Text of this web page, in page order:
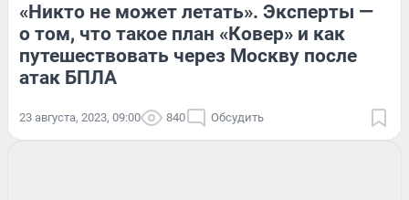
«Никто не может летать». Эксперты —
о том, что такое план «Ковер» и как
путешествовать через Москву после
атак БПЛА
23 августа, 2023, 09:00 840 Обсудить